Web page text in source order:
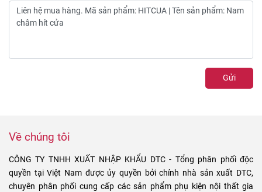
Gửi
Về chúng tôi
CÔNG TY TNHH XUẤT NHẬP KHẨU DTC - Tổng phân phối độc
quyền tại Việt Nam được ủy quyền bởi chính nhà sản xuất DTC,
chuyên phân phối cung cấp các sản phẩm phụ kiện nội thất gia